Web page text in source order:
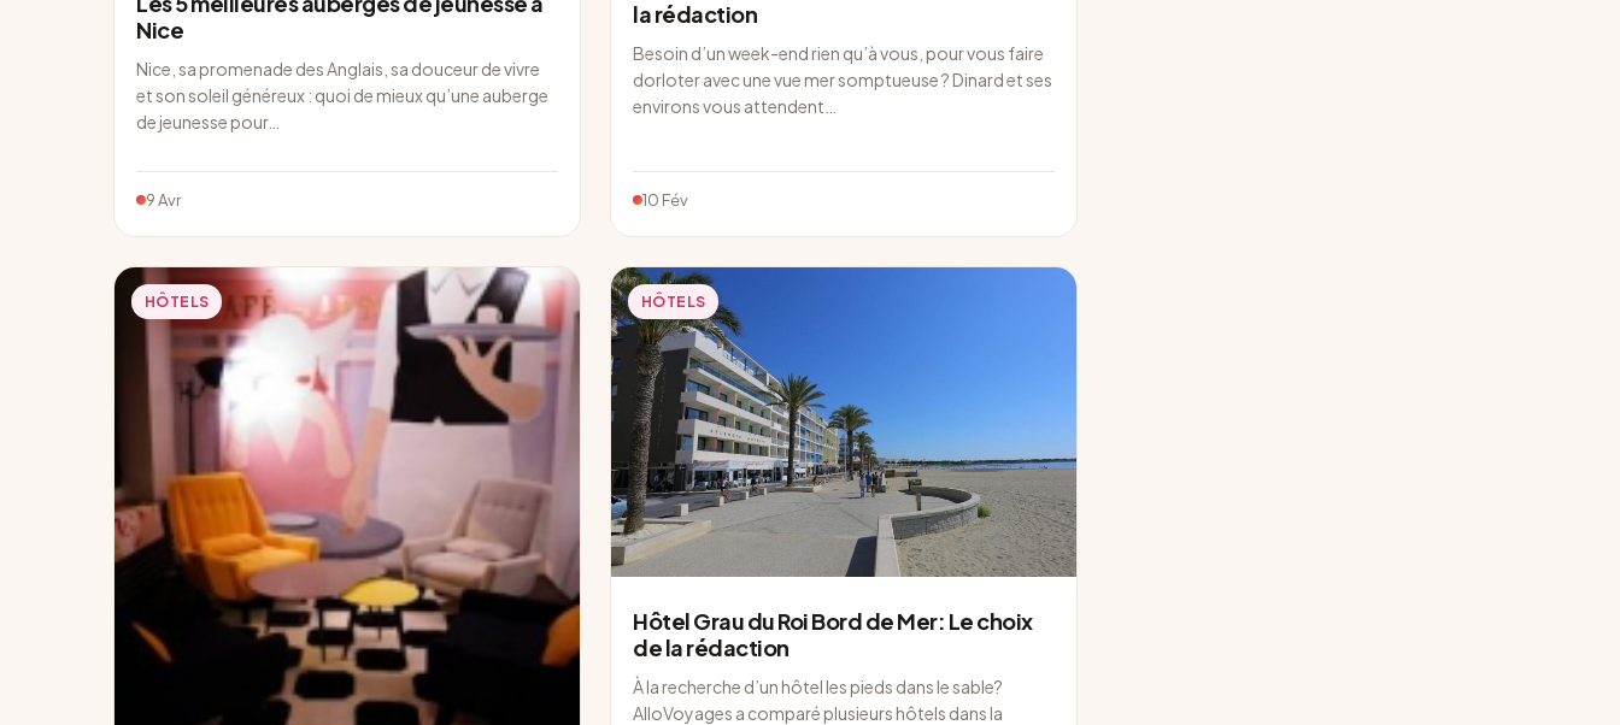
Nice
Nice, sa promenade des Anglais, sa douceur de vivre
et son soleil généreux : quoi de mieux qu’une auberge
de jeunesse pour…
9 Avr
la rédaction
Besoin d’un week-end rien qu’à vous, pour vous faire
dorloter avec une vue mer somptueuse ? Dinard et ses
environs vous attendent…
10 Fév
HÔTELS HÔTELS
Hôtel Grau du Roi Bord de Mer: Le choix
de la rédaction
À la recherche d’un hôtel les pieds dans le sable?
AlloVoyages a comparé plusieurs hôtels dans la